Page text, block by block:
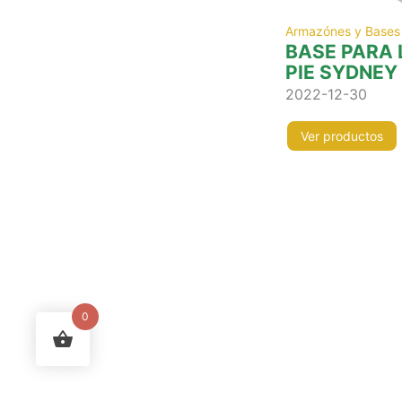
Armazónes y Bases
BASE PARA
PIE
2022-12-30
Ver productos
0